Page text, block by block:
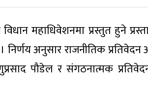
महाधिवेशनमा प्रस्तुत हुने
अनुसार राजनीतिक प्रतिवेदन
पौडेल र संगठनात्मक